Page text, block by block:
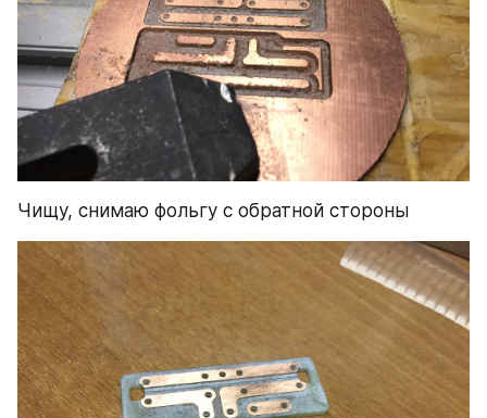
Чищу, снимаю фольгу с обратной стороны